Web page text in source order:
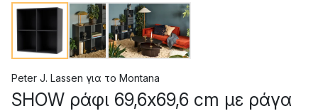
Peter J. Lassen για το Montana
SHOW ράφι 69,6x69,6 cm με ράγα